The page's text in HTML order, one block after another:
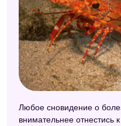
Любое сновидение о
внимательнее отнестись